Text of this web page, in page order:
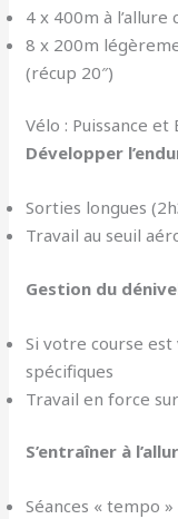
4 x 400m à l’allure
8 x 200m
(récup 20″)
Vélo : Puissance et
Développer
Sorties longues
Travail au seuil
Gestion du
Si votre course
spécifiques
Travail en force
S’entraîner à
Séances « tempo